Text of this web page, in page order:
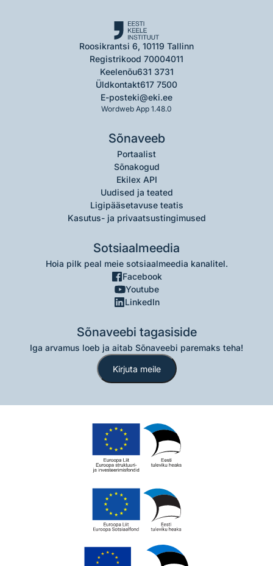
Roosikrantsi 6, 10119 Tallinn
Registrikood 70004011
Keelenõu631 3731
Üldkontakt617 7500
E-posteki@eki.ee
Wordweb App 1.48.0
Sõnaveeb
Portaalist
Sõnakogud
Ekilex API
Uudised ja teated
Ligipääsetavuse teatis
Kasutus- ja privaatsustingimused
Sotsiaalmeedia
Hoia pilk peal meie sotsiaalmeedia kanalitel.
Facebook
Youtube
LinkedIn
Sõnaveebi tagasiside
Iga arvamus loeb ja aitab Sõnaveebi paremaks teha!
Kirjuta meile